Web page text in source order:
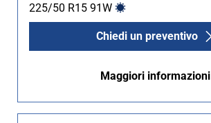
225/50 R15 91W
Chiedi un preventivo
Maggiori informazioni